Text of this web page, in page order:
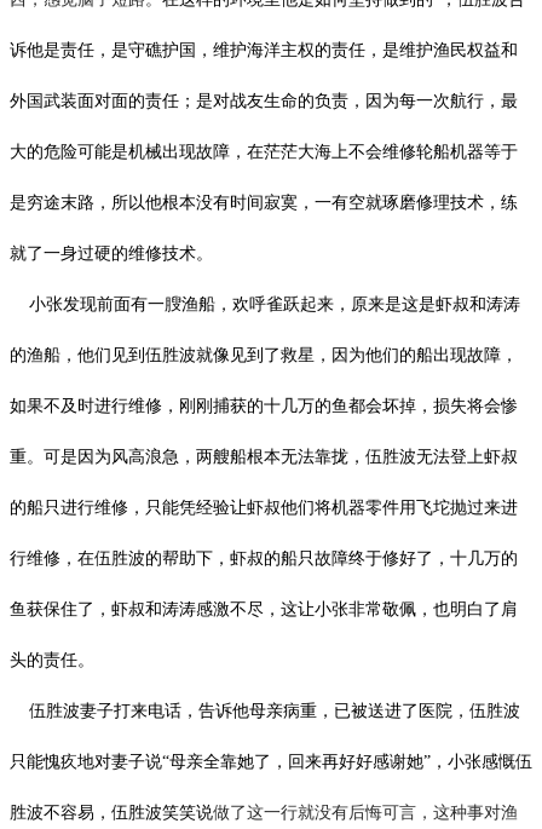
诉他是责任，是守礁护国，维护海洋主权的责任，是维护渔民权益和
外国武装面对面的责任；是对战友生命的负责，因为每一次航行，最
大的危险可能是机械出现故障，在茫茫大海上不会维修轮船机器等于
是穷途末路，所以他根本没有时间寂寞，一有空就琢磨修理技术，练
就了一身过硬的维修技术。
小张发现前面有一膄渔船，欢呼雀跃起来，原来是这是虾叔和涛涛
的渔船，他们见到伍胜波就像见到了救星，因为他们的船出现故障，
如果不及时进行维修，刚刚捕获的十几万的鱼都会坏掉，损失将会惨
重。可是因为风高浪急，两艘船根本无法靠拢，伍胜波无法登上虾叔
的船只进行维修，只能凭经验让虾叔他们将机器零件用飞坨抛过来进
行维修，在伍胜波的帮助下，虾叔的船只故障终于修好了，十几万的
鱼获保住了，虾叔和涛涛感激不尽，这让小张非常敬佩，也明白了肩
头的责任。
伍胜波妻子打来电话，告诉他母亲病重，已被送进了医院，伍胜波
只能愧疚地对妻子说“母亲全靠她了，回来再好好感谢她”，小张感慨伍
胜波不容易，伍胜波笑笑说做了这一行就没有后悔可言，这种事对渔